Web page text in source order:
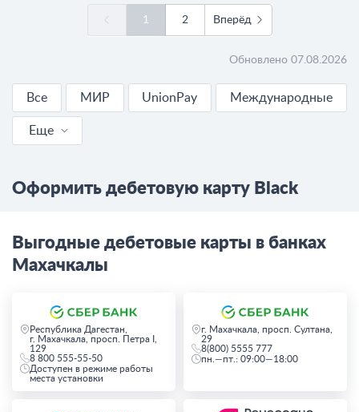
1 2 Вперёд
Обновлено 07.08.2026
Все МИР UnionPay Международные
Еще
С доставкой
ВИРТУАЛЬНЫЕ
Оформить дебетовую карту Black
Выгодные дебетовые карты в банках
Махачкалы
Республика Дагестан,
г. Махачкала, просп. Петра I,
129
8 800 555-55-50
Доступен в режиме работы
места установки
г. Махачкала, просп. Султана,
29
8(800) 5555 777
пн.—пт.: 09:00—18:00